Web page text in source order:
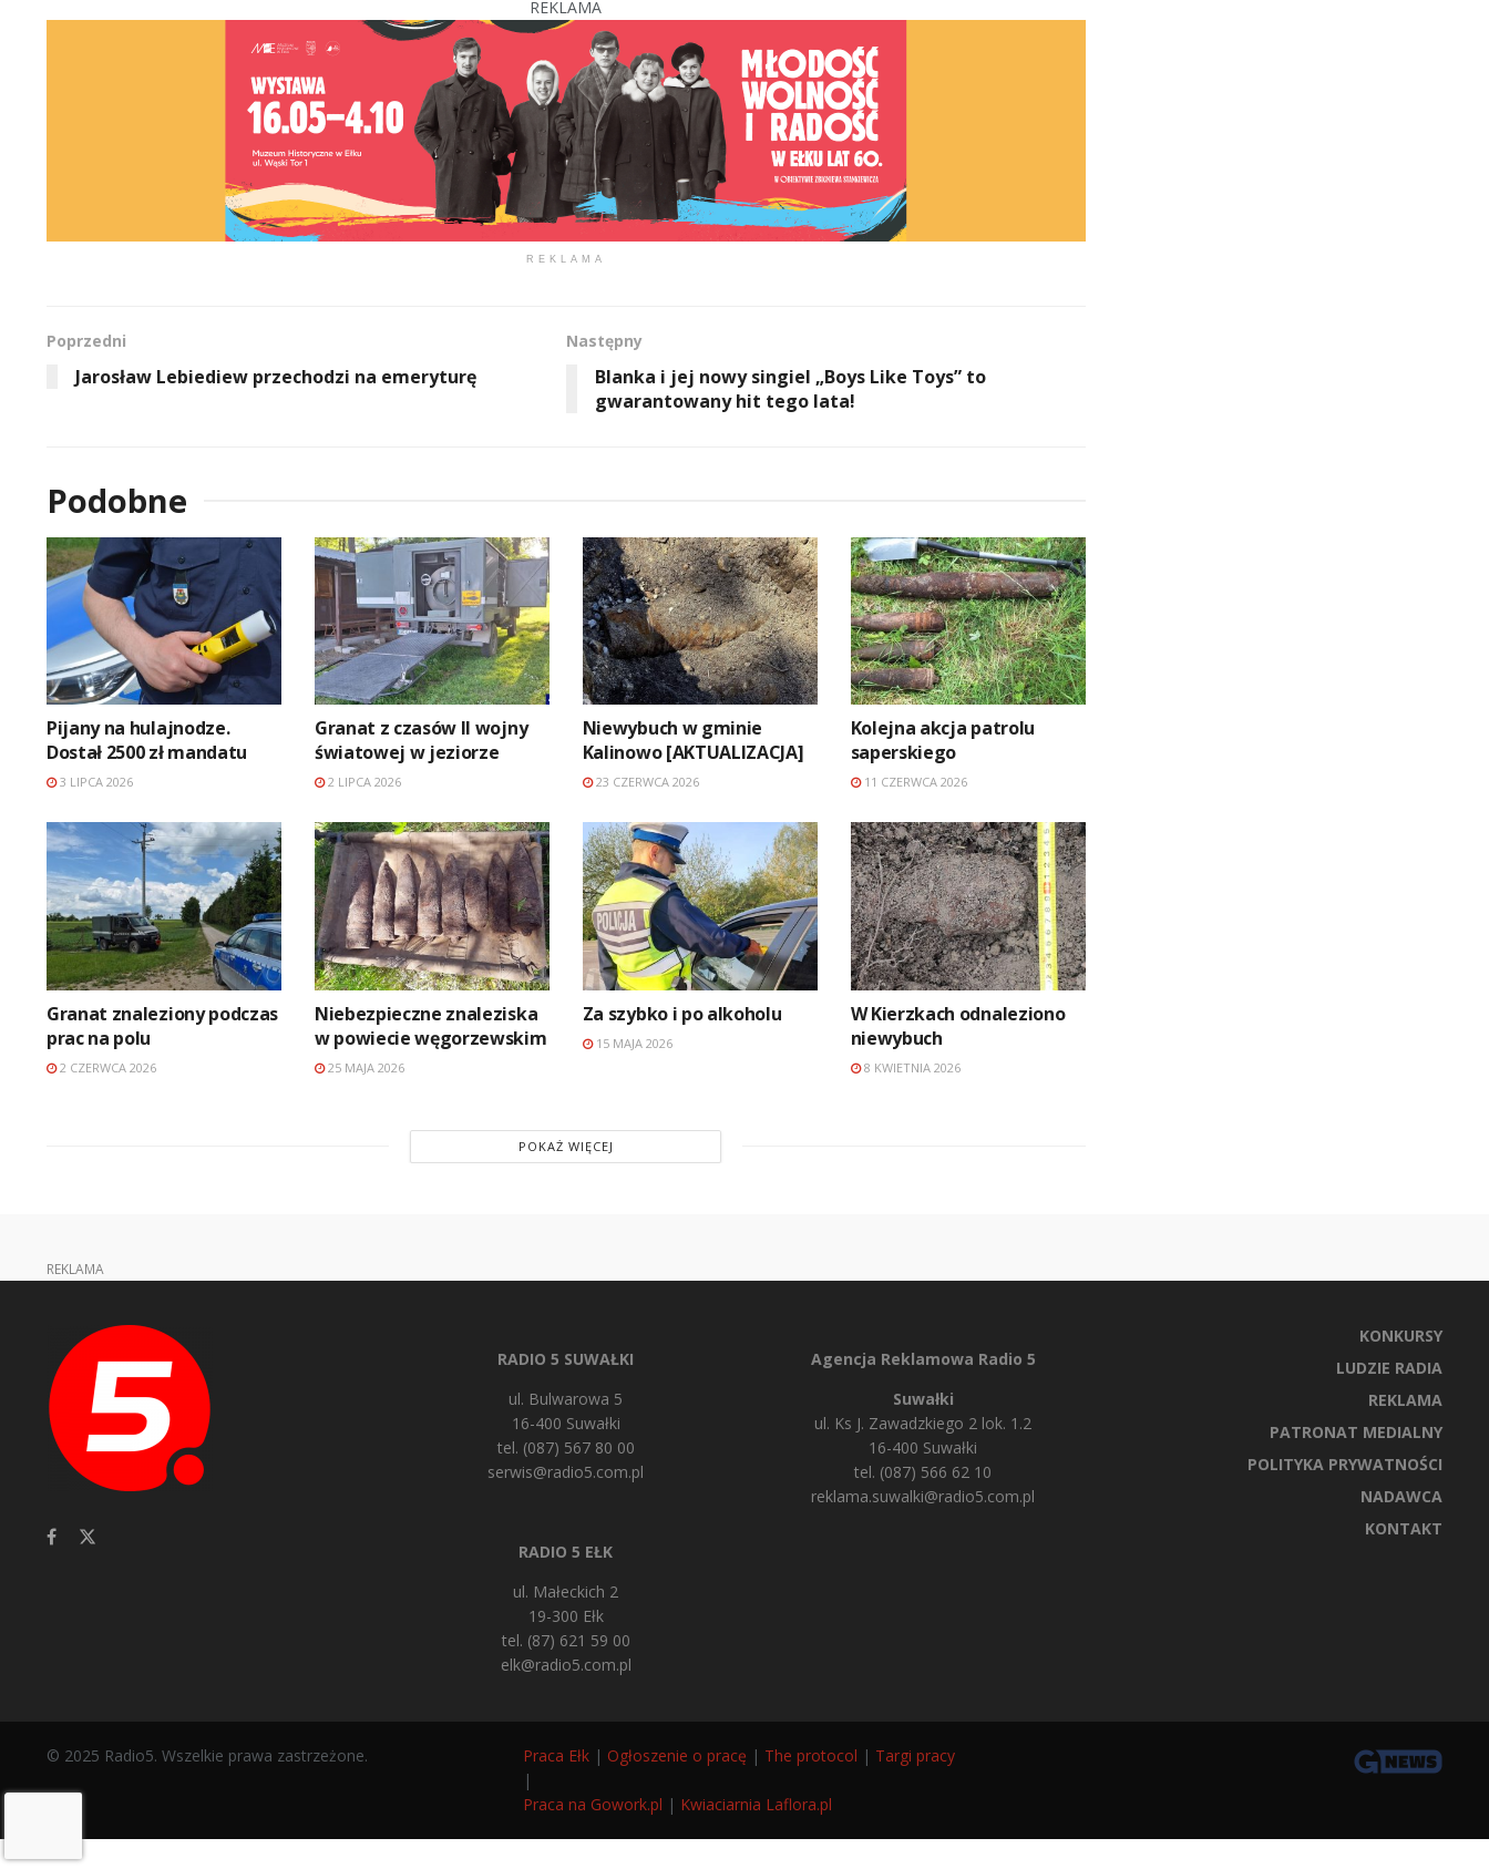
REKLAMA
REKLAMA
Poprzedni
Jarosław Lebiediew przechodzi na emeryturę
Następny
Blanka i jej nowy singiel „Boys Like Toys” to
gwarantowany hit tego lata!
Podobne
Pijany na hulajnodze.
Dostał 2500 zł mandatu
3 LIPCA 2026
Granat z czasów II wojny
światowej w jeziorze
2 LIPCA 2026
Niewybuch w gminie
Kalinowo [AKTUALIZACJA]
23 CZERWCA 2026
Kolejna akcja patrolu
saperskiego
11 CZERWCA 2026
Granat znaleziony podczas
prac na polu
2 CZERWCA 2026
Niebezpieczne znaleziska
w powiecie węgorzewskim
25 MAJA 2026
Za szybko i po alkoholu
15 MAJA 2026
W Kierzkach odnaleziono
niewybuch
8 KWIETNIA 2026
POKAŻ WIĘCEJ
REKLAMA
RADIO 5 SUWAŁKI
ul. Bulwarowa 5
16-400 Suwałki
tel. (087) 567 80 00
serwis@radio5.com.pl
RADIO 5 EŁK
ul. Małeckich 2
19-300 Ełk
tel. (87) 621 59 00
elk@radio5.com.pl
Agencja Reklamowa Radio 5
Suwałki
ul. Ks J. Zawadzkiego 2 lok. 1.2
16-400 Suwałki
tel. (087) 566 62 10
reklama.suwalki@radio5.com.pl
KONKURSY
LUDZIE RADIA
REKLAMA
PATRONAT MEDIALNY
POLITYKA PRYWATNOŚCI
NADAWCA
KONTAKT
© 2025 Radio5. Wszelkie prawa zastrzeżone. Praca Ełk | Ogłoszenie o pracę | The protocol | Targi pracy
|
Praca na Gowork.pl | Kwiaciarnia Laflora.pl